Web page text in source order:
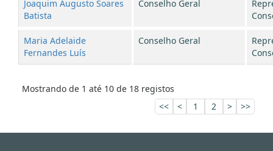
Joaquim Augusto Soares
Batista
Conselho Geral
Maria Adelaide
Fernandes Luís
Conselho Geral
Mostrando de 1 até 10 de 18 registos
<<
< 1 2 > >>